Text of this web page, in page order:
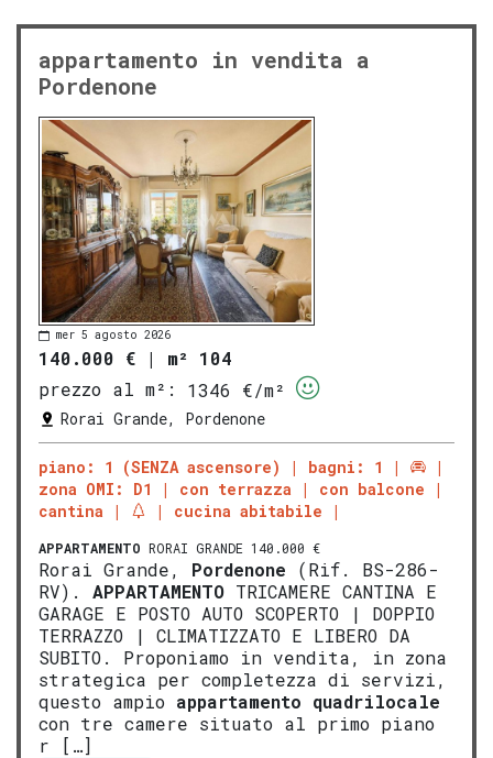
appartamento in vendita a
Pordenone
mer 5 agosto 2026
140.000 € | m² 104
prezzo al m²:
1346 €/m²
Rorai Grande, Pordenone
piano: 1 (SENZA ascensore)
bagni: 1
zona OMI: D1
con terrazza
con balcone
cantina
cucina abitabile
APPARTAMENTO RORAI GRANDE 140.000 €
Rorai Grande, Pordenone (Rif. BS-286-
RV). APPARTAMENTO TRICAMERE CANTINA E
GARAGE E POSTO AUTO SCOPERTO | DOPPIO
TERRAZZO | CLIMATIZZATO E LIBERO DA
SUBITO. Proponiamo in vendita, in zona
strategica per completezza di servizi,
questo ampio appartamento quadrilocale
con tre camere situato al primo piano
r […]